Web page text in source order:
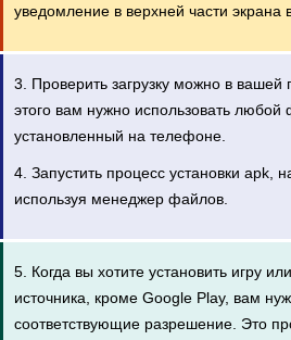
уведомление в верхней части экрана
3. Проверить загрузку можно в вашей
этого вам нужно использовать
установленный на телефоне.
4. Запустить процесс установки apk,
используя менеджер файлов.
5. Когда вы хотите установить игру
источника, кроме Google Play, вам
соответствующие разрешение. Это